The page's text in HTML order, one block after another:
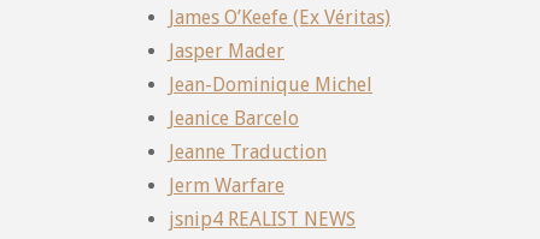
James O’Keefe (Ex Véritas)
Jasper Mader
Jean-Dominique Michel
Jeanice Barcelo
Jeanne Traduction
Jerm Warfare
jsnip4 REALIST NEWS